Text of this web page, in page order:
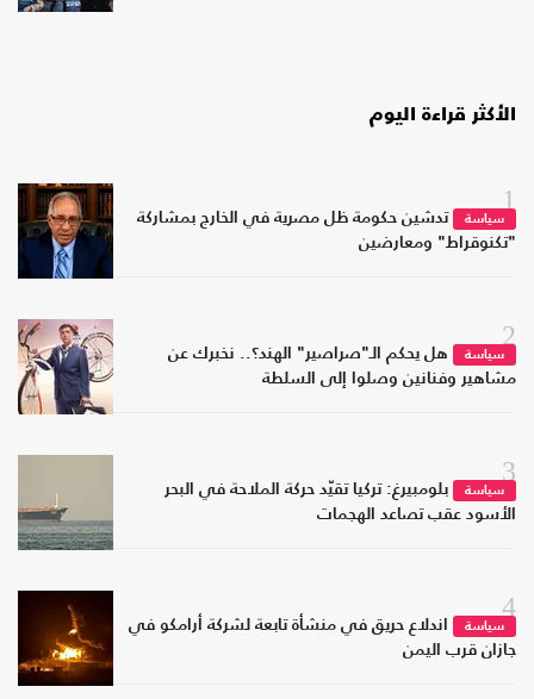
الأكثر قراءة اليوم
1
سياسة
تدشين حكومة ظل مصرية في الخارج بمشاركة
"تكنوقراط" ومعارضين
2
سياسة
هل يحكم الـ"صراصير" الهند؟.. نخبرك عن
مشاهير وفنانين وصلوا إلى السلطة
3
سياسة
بلومبيرغ: تركيا تقيّد حركة الملاحة في البحر
الأسود عقب تصاعد الهجمات
4
سياسة
اندلاع حريق في منشأة تابعة لشركة أرامكو في
جازان قرب اليمن